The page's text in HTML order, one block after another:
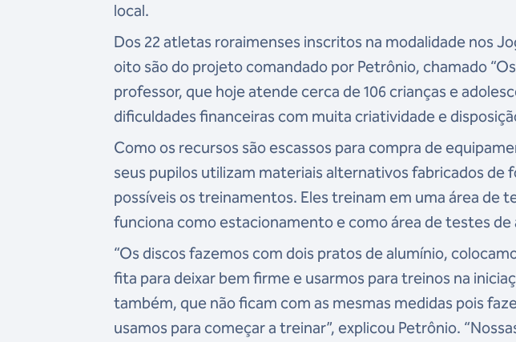
local.
Dos 22 atletas roraimenses inscritos na modalidade nos
oito são do projeto comandado por Petrônio, chamado
professor, que hoje atende cerca de 106 crianças e
dificuldades financeiras com muita criatividade e
Como os recursos são escassos para compra de
seus pupilos utilizam materiais alternativos fabricados de
possíveis os treinamentos. Eles treinam em uma área de
funciona como estacionamento e como área de testes
“Os discos fazemos com dois pratos de alumínio,
fita para deixar bem firme e usarmos para treinos na
também, que não ficam com as mesmas medidas pois
usamos para começar a treinar”, explicou Petrônio.